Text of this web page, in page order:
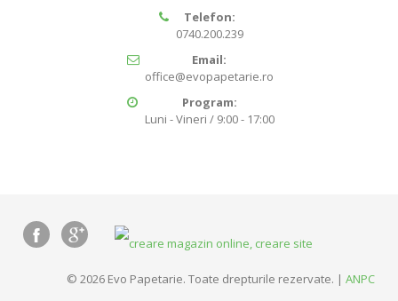
Telefon:
0740.200.239
Email:
office@evopapetarie.ro
Program:
Luni - Vineri / 9:00 - 17:00
© 2026 Evo Papetarie. Toate drepturile rezervate. | ANPC